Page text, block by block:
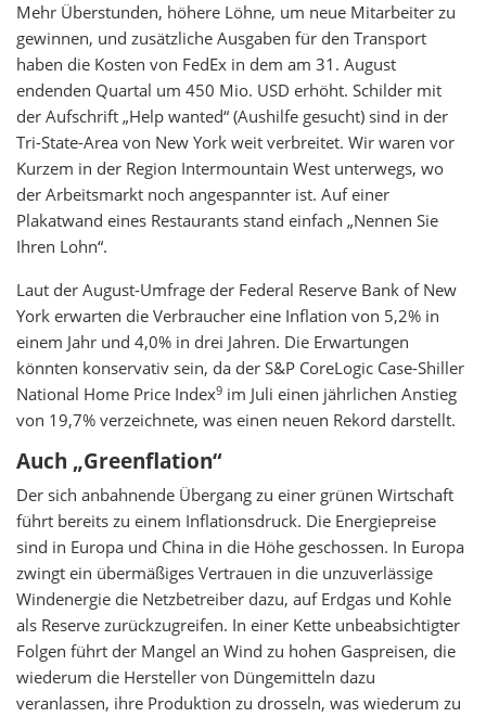
Mehr Überstunden, höhere Löhne, um neue Mitarbeiter zu
gewinnen, und zusätzliche Ausgaben für den Transport
haben die Kosten von FedEx in dem am 31. August
endenden Quartal um 450 Mio. USD erhöht. Schilder mit
der Aufschrift „Help wanted“ (Aushilfe gesucht) sind in der
Tri-State-Area von New York weit verbreitet. Wir waren vor
Kurzem in der Region Intermountain West unterwegs, wo
der Arbeitsmarkt noch angespannter ist. Auf einer
Plakatwand eines Restaurants stand einfach „Nennen Sie
Ihren Lohn“.
Laut der August-Umfrage der Federal Reserve Bank of New
York erwarten die Verbraucher eine Inflation von 5,2% in
einem Jahr und 4,0% in drei Jahren. Die Erwartungen
könnten konservativ sein, da der S&P CoreLogic Case-Shiller
National Home Price Index9 im Juli einen jährlichen Anstieg
von 19,7% verzeichnete, was einen neuen Rekord darstellt.
Auch „Greenflation“
Der sich anbahnende Übergang zu einer grünen Wirtschaft
führt bereits zu einem Inflationsdruck. Die Energiepreise
sind in Europa und China in die Höhe geschossen. In Europa
zwingt ein übermäßiges Vertrauen in die unzuverlässige
Windenergie die Netzbetreiber dazu, auf Erdgas und Kohle
als Reserve zurückzugreifen. In einer Kette unbeabsichtigter
Folgen führt der Mangel an Wind zu hohen Gaspreisen, die
wiederum die Hersteller von Düngemitteln dazu
veranlassen, ihre Produktion zu drosseln, was wiederum zu